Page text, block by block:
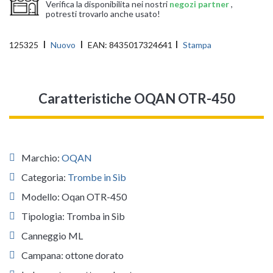
Verifica la disponibilita nei nostri negozi partner,
potresti trovarlo anche usato!
125325 Nuovo EAN: 8435017324641 Stampa
Caratteristiche OQAN OTR-450
Marchio: OQAN
Categoria: Trombe in Sib
Modello: Oqan OTR-450
Tipologia: Tromba in Sib
Canneggio ML
Campana: ottone dorato